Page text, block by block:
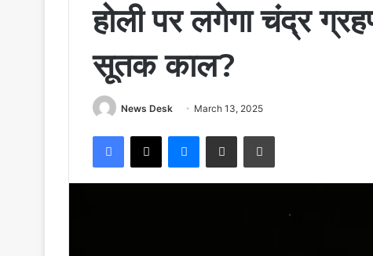
होली पर लगेगा चंद्र
सूतक काल?
News Desk March 13, 2025
Facebook
X Messenger
Share via Email Print